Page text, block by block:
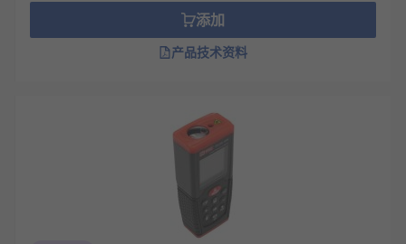
进度监测，确保工程质量与施工规范。
安防监控系统：用于周界防范距离标定、安防
设备（摄像头/红外探测器）安装间距校准、入
自动化设备集成：适配AGV机器人避障测距、
机械臂作业距离定位、自动化仓储货物间距检
测，保障自动化系统稳定运行。
户外工程与测绘：包括道路桥梁测绘、电力线
路安全距离测量、园林景观规划测距、地质勘
探距离采集，满足户外精准测量需求。
添加
产品技术资料